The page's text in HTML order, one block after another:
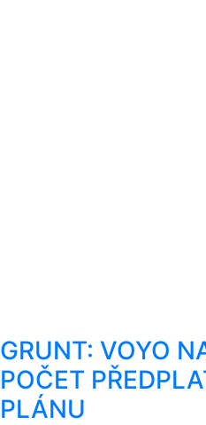
GRUNT: VOYO
POČET
PLÁNU